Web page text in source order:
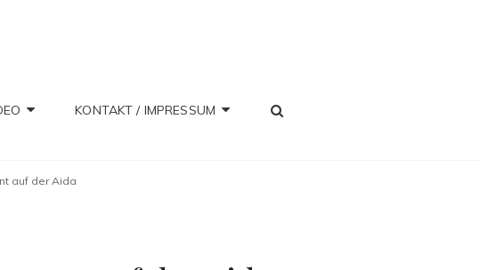
KONTAKT / IMPRESSUM
auf der Aida